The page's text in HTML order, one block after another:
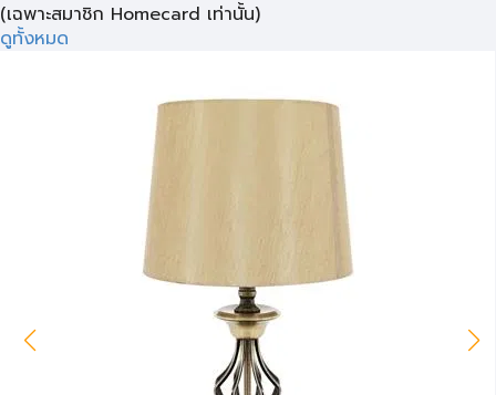
(เฉพาะสมาชิก Homecard เท่านั้น)
ดูทั้งหมด